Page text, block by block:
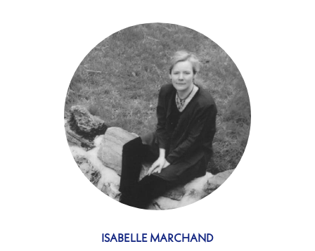
ISABELLE MARCHAND